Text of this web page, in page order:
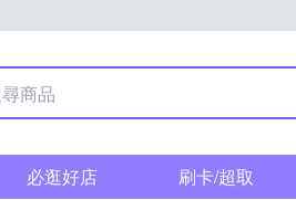
必逛好店 刷卡/超取